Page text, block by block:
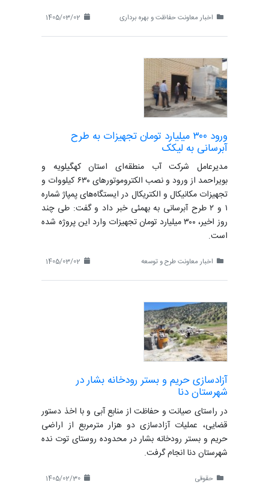
اخبار معاونت حفاظت و بهره برداری
ورود ۳۰۰ میلیارد تومان تجهیزات به طرح
آبرسانی به لیکک
مدیرعامل شرکت آب منطقه‌ای استان کهگیلویه و
بویراحمد از ورود و نصب الکتروموتورهای ۶۳۰ کیلووات و
تجهیزات مکانیکال و الکتریکال در ایستگاه‌های پمپاژ شماره
۱ و ۲ طرح آبرسانی به بهمئی خبر داد و گفت: طی چند
روز اخیر، ۳۰۰ میلیارد تومان تجهیزات وارد این پروژه شده
است.
اخبار معاونت طرح و توسعه
آزادسازی حریم و بستر رودخانه بشار در
شهرستان دنا
در راستای صیانت و حفاظت از منابع آبی و با اخذ دستور
قضایی، عملیات آزادسازی دو هزار مترمربع از اراضی
حریم و بستر رودخانه بشار در محدوده روستای توت نده
شهرستان دنا انجام گرفت.
حقوقی